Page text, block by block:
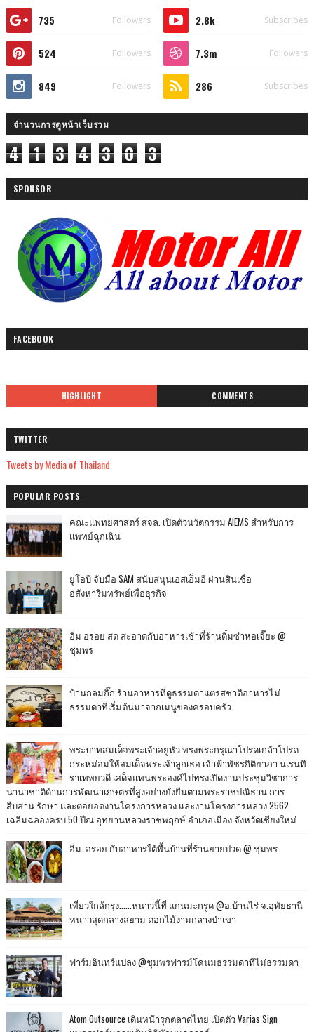
735 Followers 2.8k Subscribes
524 Followers 7.3m Followers
849 Followers 286 Subscribes
จำนวนการดูหน้าเว็บรวม
4 1 3 4 3 0 3
SPONSOR
FACEBOOK
HIGHLIGHT COMMENTS
TWITTER
Tweets by Media of Thailand
POPULAR POSTS
คณะแพทยศาสตร์ สจล. เปิดตัวนวัตกรรม AIEMS สำหรับการ
แพทย์ฉุกเฉิน
ยูโอบี จับมือ SAM สนับสนุนเอสเอ็มอี ผ่านสินเชื่อ
อสังหาริมทรัพย์เพื่อธุรกิจ
อิ่ม อร่อย สด สะอาดกับอาหารเช้าที่ร้านติ๋มซำหอเจี๊ยะ @
ชุมพร
บ้านกลมกิ๊ก ร้านอาหารที่ดูธรรมดาแต่รสชาติอาหารไม่
ธรรมดาที่เริ่มต้นมาจากเมนูของครอบครัว
พระบาทสมเด็จพระเจ้าอยู่หัว ทรงพระกรุณาโปรดเกล้าโปรด
กระหม่อมให้สมเด็จพระเจ้าลูกเธอ เจ้าฟ้าพัชรกิติยาภา นเรนทิ
ราเทพยวดี เสด็จแทนพระองค์ไปทรงเปิดงานประชุมวิชาการ
นานาชาติด้านการพัฒนาเกษตรที่สูงอย่างยั่งยืนตามพระราชปณิธาน การ
สืบสาน รักษา และต่อยอดงานโครงการหลวง และงานโครงการหลวง 2562
เฉลิมฉลองครบ 50 ปีณ อุทยานหลวงราชพฤกษ์ อำเภอเมือง จังหวัดเชียงใหม่
อิ่ม..อร่อย กับอาหารใต้พื้นบ้านที่ร้านยายปวด @ ชุมพร
เที่ยวใกล้กรุง......หนาวนี้ที่ แก่นมะกรูด @อ.บ้านไร่ จ.อุทัยธานี
หนาวสุดกลางสยาม ดอกไม้งามกลางป่าเขา
ฟาร์มอินทร์แปลง @ชุมพรฟารม์โคนมธรรมดาที่ไม่ธรรมดา
Atom Outsource เดินหน้ารุกตลาดไทย เปิดตัว Varias Sign